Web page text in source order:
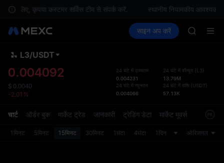
के लिए, कृपया कस्टमर सर्विस टीम से संपर्क करें. स्थानीय नियामकीय
स्पॉट फ़्यूचर्स PLTR कमाएँ
साइन अप करें
CAP
HEI
CAP
को
L3/USDT
0.004092
$ 0.0040
-2.01%
24 घंटे में उच्चतम
0.004231
24 घंटे में न्यूनतम
0.004066
24 घंटे में वॉल्यूम (L3)
13.79M
24 घंटे में राशि (USDT)
57.13K
चार्ट ऑर्डर बुक मार्केट ट्रेड जानकारी ट्रेडिंग डेटा मार्केट मूवर्स
1मिनट 5मिनट 15मिनट 30मिनट 1घंटा 4घंटा 1दिन ओरिजनल